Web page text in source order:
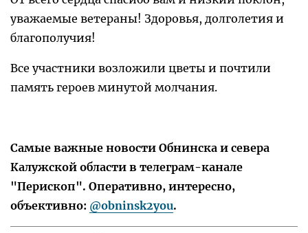
уважаемые ветераны! Здоровья, долголетия и
благополучия!
Все участники возложили цветы и почтили
память героев минутой молчания.
Самые важные новости Обнинска и севера
Калужской области в телеграм-канале
"Перископ". Оперативно, интересно,
объективно: @obninsk2you.